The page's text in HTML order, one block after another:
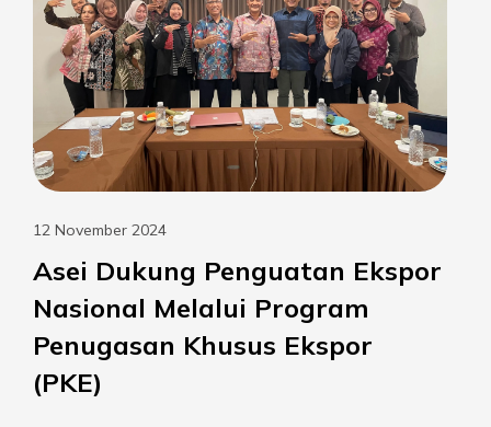
12 November 2024
Asei Dukung Penguatan Ekspor
Nasional Melalui Program
Penugasan Khusus Ekspor
(PKE)